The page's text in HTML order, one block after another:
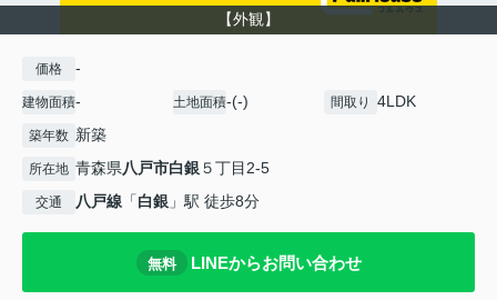
【外観】
価格 -
建物面積- 土地面積-(-) 間取り 4LDK
築年数 新築
所在地 青森県八戸市白銀 ５丁目2‐5
交通 八戸線 「白銀 」駅 徒歩8分
無料 LINEからお問い合わせ